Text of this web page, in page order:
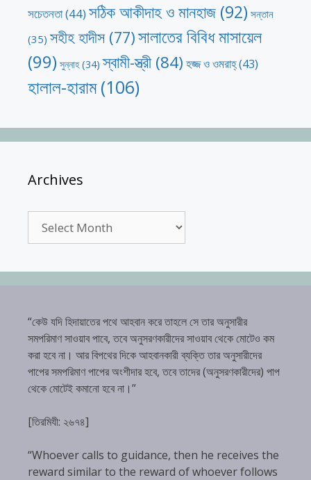
সচেতনতা(44) সঠিক আকীদাহ ও মানহাজ (92) সন্তান
(35) সহীহ হাদীস(77)সালাতের বিবিধ মাসায়েল
(99) সুন্নাহ(34) স্বামী-স্ত্রী(84) হজ্জ ও ওমরাহ্‌(43)
হালাল-হারাম(106)
Archives
“কেউ যদি হিদায়াতের পথে আহবান করে তাহলে সে তার অনুসারীর
সমপরিমাণ সাওয়াব পাবে, তবে অনুসরণকারীদের সাওয়াব থেকে মোটেও কম
করা হবে না। আর বিপথের দিকে আহবানকারী ব্যক্তি তার অনুসারীদের
পাপের সমপরিমাণ পাপের অংশীদার হবে, তবে তাদের (অনুসরণকারীদের) পাপ
থেকে মোটেই কমানো হবে না।”
[তিরমিযী: ২৬৭৪]
“Whoever calls to guidance, then he receives the
reward similar to the reward of whoever follows